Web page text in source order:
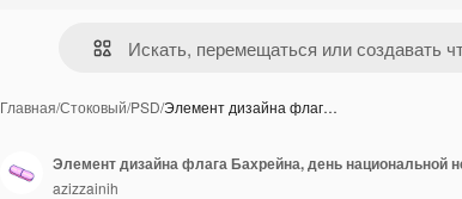
Главная/Стоковый/PSD/Элемент дизайна флаг…
azizzainih